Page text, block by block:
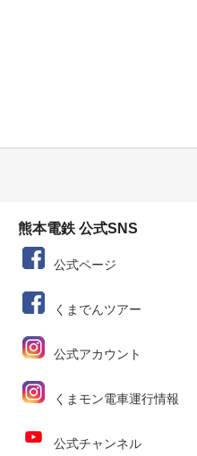
熊本電鉄 公式SNS
公式ページ
くまでんツアー
公式アカウント
くまモン電車運行情報
公式チャンネル